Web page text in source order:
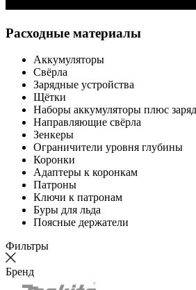
Расходные материалы
Аккумуляторы
Свёрла
Зарядные устройства
Щётки
Наборы аккумуляторы плюс
Направляющие свёрла
Зенкеры
Ограничители уровня глубины
Коронки
Адаптеры к коронкам
Патроны
Ключи к патронам
Буры для льда
Поясные держатели
Фильтры
Бренд